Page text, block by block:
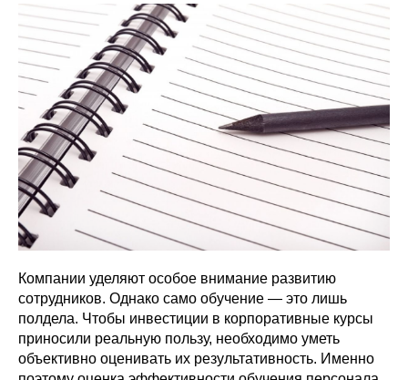
Компании уделяют особое внимание развитию
сотрудников. Однако само обучение — это лишь
полдела. Чтобы инвестиции в корпоративные курсы
приносили реальную пользу, необходимо уметь
объективно оценивать их результативность. Именно